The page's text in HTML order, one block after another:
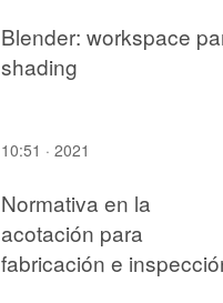
Blender: workspace
shading
10:51 · 2021
Normativa en la
acotación para
fabricación e